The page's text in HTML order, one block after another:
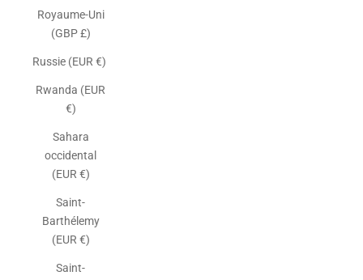
Royaume-Uni
(GBP £)
Russie (EUR €)
Rwanda (EUR
€)
Sahara
occidental
(EUR €)
Saint-
Barthélemy
(EUR €)
Saint-